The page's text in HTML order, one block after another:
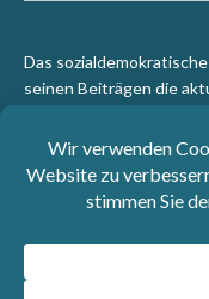
Das
seinen Beiträgen die
emanzipatorischen
sozialen Gerechtigkeit
: SPÖ-Klub
3393 - e-mail: